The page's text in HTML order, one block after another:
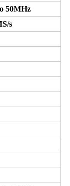
50MHz
s